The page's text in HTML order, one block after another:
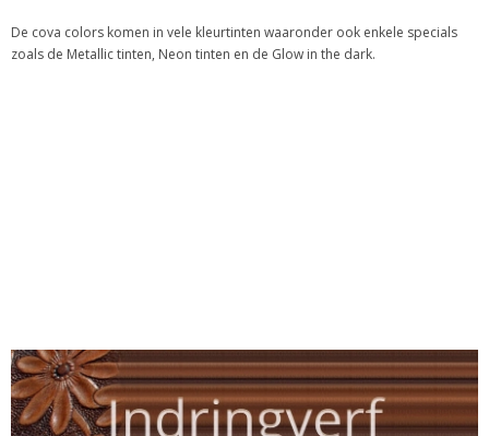
De cova colors komen in vele kleurtinten waaronder ook enkele specials
zoals de Metallic tinten, Neon tinten en de Glow in the dark.